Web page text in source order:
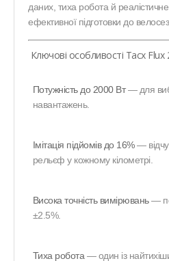
даних, тиха робота й
ефективної підготовки до
Ключові особливості Tacx Flux
Потужність до 2000 Вт— для
навантажень.
Імітація підйомів до 16%—
рельєф у кожному кілометрі.
Висока точність вимірювань—
±2.5%.
Тиха робота — один із